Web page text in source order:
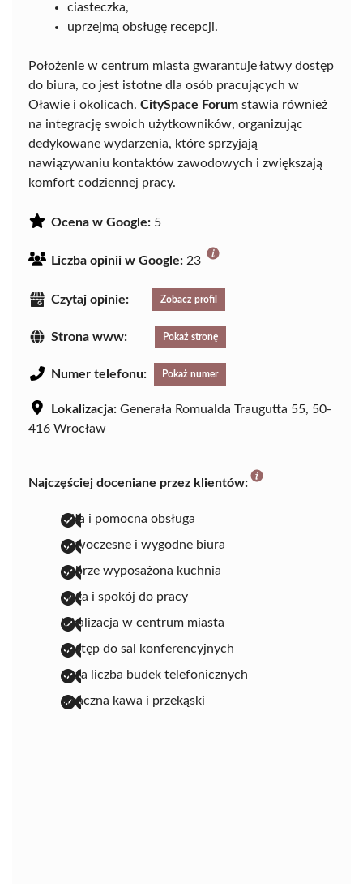
ciasteczka,
uprzejmą obsługę recepcji.
Położenie w centrum miasta gwarantuje łatwy dostęp
do biura, co jest istotne dla osób pracujących w
Oławie i okolicach. CitySpace Forum stawia również
na integrację swoich użytkowników, organizując
dedykowane wydarzenia, które sprzyjają
nawiązywaniu kontaktów zawodowych i zwiększają
komfort codziennej pracy.
Ocena w Google: 5
Liczba opinii w Google: 23
Czytaj opinie: Zobacz profil
Strona www: Pokaż stronę
Numer telefonu: Pokaż numer
Lokalizacja: Generała Romualda Traugutta 55, 50-
416 Wrocław
Najczęściej doceniane przez klientów:
miła i pomocna obsługa
nowoczesne i wygodne biura
dobrze wyposażona kuchnia
cisza i spokój do pracy
lokalizacja w centrum miasta
dostęp do sal konferencyjnych
duża liczba budek telefonicznych
smaczna kawa i przekąski